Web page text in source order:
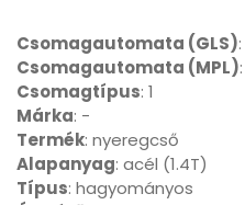
Csomagautomata (GLS)
Csomagautomata (MPL)
Csomagtípus: 1
Márka: -
Termék: nyeregcső
Alapanyag: acél (1.4T)
Típus: hagyományos